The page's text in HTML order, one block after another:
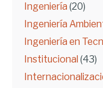
Ingeniería (20)
Ingeniería
Ingeniería en
Institucional (43)